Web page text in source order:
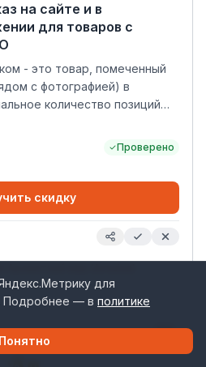
на сайте и в
для товаров с
- это товар, помеченный
с фотографией) в
количество позиций
первый заказ 10% — 80 шт.
Проверено
скидку
25%
для
Подробнее — в политике
Понятно